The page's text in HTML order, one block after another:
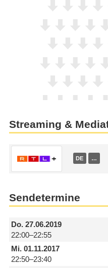
Streaming &
DE …
Sendetermine
Do.27.06.2019
22:00–22:55
Mi.01.11.2017
22:50–23:40